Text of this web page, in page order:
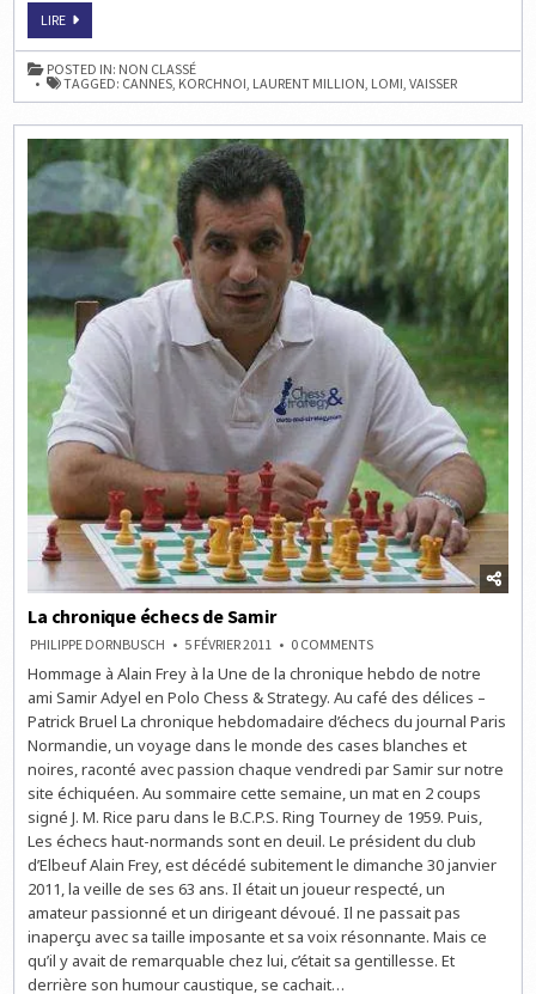
LIREECHECS
STAR
:
VIKTOR
KORCHNOI
PAR
POSTED IN: NON CLASSÉ
TAGGED: CANNES, KORCHNOI, LAURENT MILLION, LOMI,VAISSER
La chronique échecs de Samir
PHILIPPE DORNBUSCH 5 FÉVRIER 2011 0 COMMENTSON
CHRONIQUE
DE
SAMIR
Hommage à Alain Frey à la Une de la chronique hebdo de notre
ami Samir Adyel en Polo Chess & Strategy. Au café des délices –
Patrick Bruel La chronique hebdomadaire d’échecs du journal Paris
Normandie, un voyage dans le monde des cases blanches et
noires, raconté avec passion chaque vendredi par Samir sur notre
site échiquéen. Au sommaire cette semaine, un mat en 2 coups
signé J. M. Rice paru dans le B.C.P.S. Ring Tourney de 1959. Puis,
Les échecs haut-normands sont en deuil. Le président du club
d’Elbeuf Alain Frey, est décédé subitement le dimanche 30 janvier
2011, la veille de ses 63 ans. Il était un joueur respecté, un
amateur passionné et un dirigeant dévoué. Il ne passait pas
inaperçu avec sa taille imposante et sa voix résonnante. Mais ce
qu’il y avait de remarquable chez lui, c’était sa gentillesse. Et
derrière son humour caustique, se cachait…